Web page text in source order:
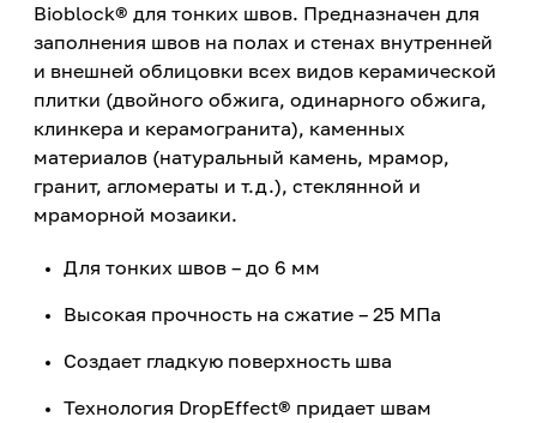
Bioblock® для тонких швов. Предназначен для
заполнения швов на полах и стенах внутренней
и внешней облицовки всех видов керамической
плитки (двойного обжига, одинарного обжига,
клинкера и керамогранита), каменных
материалов (натуральный камень, мрамор,
гранит, агломераты и т.д.), стеклянной и
мраморной мозаики.
Для тонких швов – до 6 мм
Высокая прочность на сжатие – 25 МПа
Создает гладкую поверхность шва
Технология DropEffect® придает швам